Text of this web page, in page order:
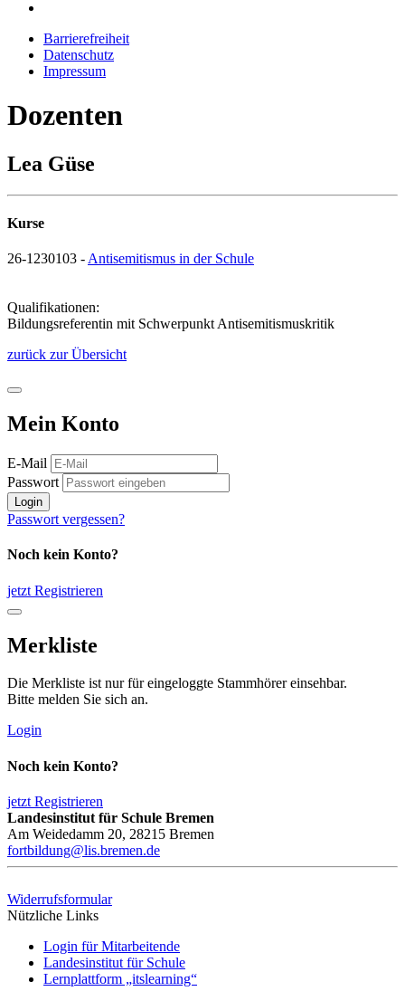
Barrierefreiheit
Datenschutz
Impressum
Dozenten
Lea Güse
Kurse
26-1230103 - Antisemitismus in der Schule
Qualifikationen:
Bildungsreferentin mit Schwerpunkt Antisemitismuskritik
zurück zur Übersicht
Mein Konto
E-Mail
Passwort
Login
Passwort vergessen?
Noch kein Konto?
jetzt Registrieren
Merkliste
Die Merkliste ist nur für eingeloggte Stammhörer einsehbar.
Bitte melden Sie sich an.
Login
Noch kein Konto?
jetzt Registrieren
Landesinstitut für Schule Bremen
Am Weidedamm 20, 28215 Bremen
fortbildung@lis.bremen.de
Widerrufsformular
Nützliche Links
Login für Mitarbeitende
Landesinstitut für Schule
Lernplattform „itslearning“